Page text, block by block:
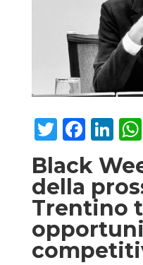
Twitter
Black
della
Trentino